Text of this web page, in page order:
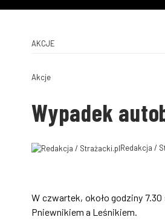
AKCJE
Akcje
Wypadek
Redakcja /
W czwartek, około godziny
Pniewnikiem a Leśnikiem.